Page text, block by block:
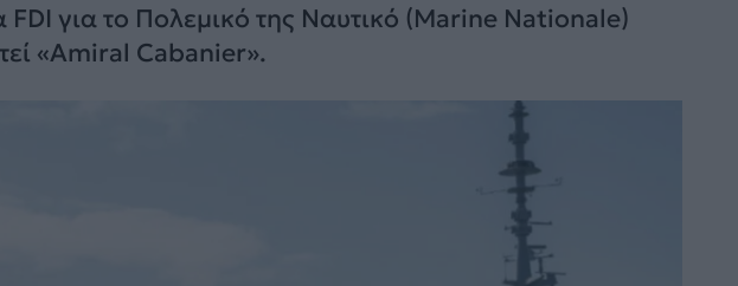
για το Πολεμικό της Ναυτικό (Marine Nationale)
«Amiral Cabanier».